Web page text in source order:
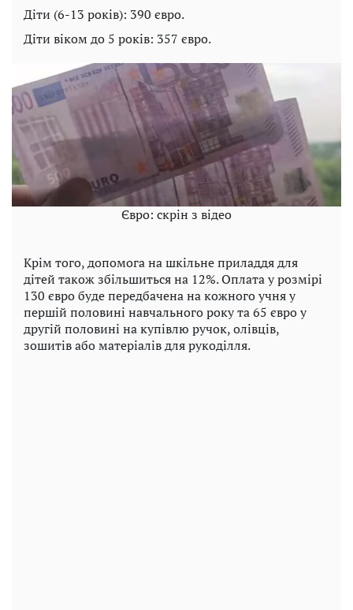
Діти (6-13 років): 390 євро.
Діти віком до 5 років: 357 євро.
Євро: скрін з відео
Крім того, допомога на шкільне приладдя для
дітей також збільшиться на 12%. Оплата у розмірі
130 євро буде передбачена на кожного учня у
першій половині навчального року та 65 євро у
другій половині на купівлю ручок, олівців,
зошитів або матеріалів для рукоділля.